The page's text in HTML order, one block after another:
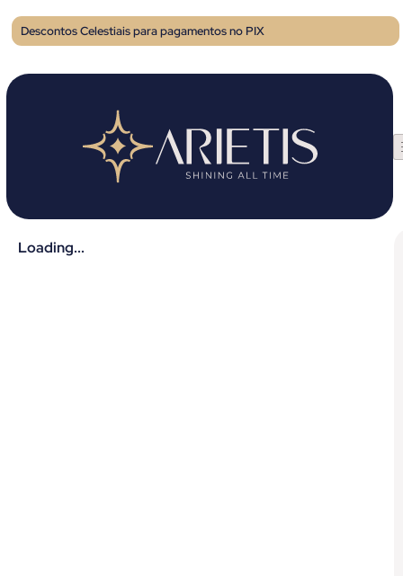
Descontos Celestiais para pagamentos no PIX
Loading...